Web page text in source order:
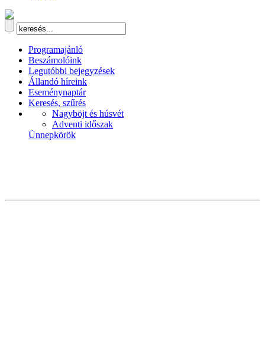
Programajánló
Beszámolóink
Legutóbbi bejegyzések
Állandó híreink
Eseménynaptár
Keresés, szűrés
Nagyböjt és húsvét
Adventi időszak
Ünnepkörök